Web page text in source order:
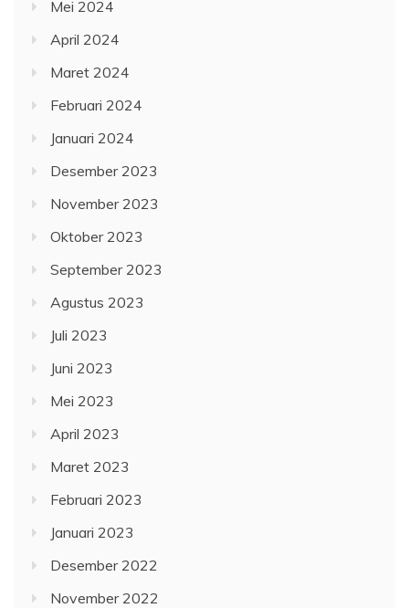
Mei 2024
April 2024
Maret 2024
Februari 2024
Januari 2024
Desember 2023
November 2023
Oktober 2023
September 2023
Agustus 2023
Juli 2023
Juni 2023
Mei 2023
April 2023
Maret 2023
Februari 2023
Januari 2023
Desember 2022
November 2022